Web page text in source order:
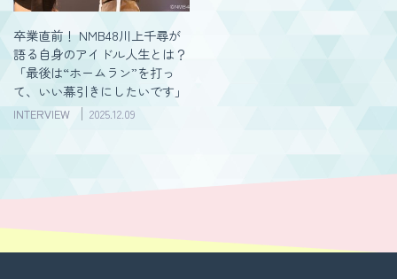
卒業直前！ NMB48川上千尋が
語る自身のアイドル人生とは？
「最後は“ホームラン”を打っ
て、いい幕引きにしたいです」
INTERVIEW 2025.12.09